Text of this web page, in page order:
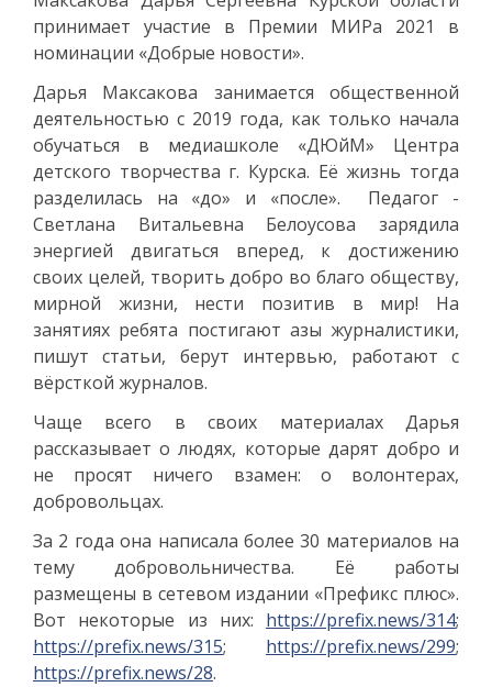
принимает участие в Премии МИРа 2021 в
номинации «Добрые новости».
Дарья Максакова занимается общественной
деятельностью с 2019 года, как только начала
обучаться в медиашколе «ДЮйМ» Центра
детского творчества г. Курска. Её жизнь тогда
разделилась на «до» и «после». Педагог -
Светлана Витальевна Белоусова зарядила
энергией двигаться вперед, к достижению
своих целей, творить добро во благо обществу,
мирной жизни, нести позитив в мир! На
занятиях ребята постигают азы журналистики,
пишут статьи, берут интервью, работают с
вёрсткой журналов.
Чаще всего в своих материалах Дарья
рассказывает о людях, которые дарят добро и
не просят ничего взамен: о волонтерах,
добровольцах.
За 2 года она написала более 30 материалов на
тему добровольничества. Её работы
размещены в сетевом издании «Префикс плюс».
Вот некоторые из них: https://prefix.news/314;
https://prefix.news/315; https://prefix.news/299;
https://prefix.news/28.